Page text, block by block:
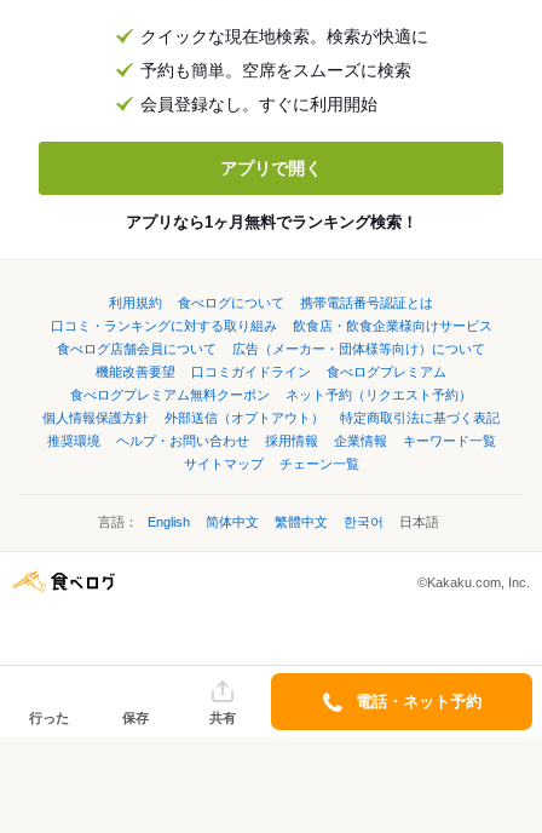
クイックな現在地検索。検索が快適に
予約も簡単。空席をスムーズに検索
会員登録なし。すぐに利用開始
アプリで開く
アプリなら1ヶ月無料でランキング検索！
利用規約 食べログについて
携帯電話番号認証とは
口コミ・ランキングに対する取り組み
飲食店・飲食企業様向けサービス
食べログ店舗会員について
広告（メーカー・団体様等向け）について
機能改善要望
口コミガイドライン
食べログプレミアム
食べログプレミアム無料クーポン
ネット予約（リクエスト予約）
個人情報保護方針
外部送信（オプトアウト）
特定商取引法に基づく表記
推奨環境
ヘルプ・お問い合わせ 採用情報 企業情報
キーワード一覧
サイトマップ
チェーン一覧
言語： English 简体中文 繁體中文 한국어 日本語
©Kakaku.com, Inc.
行った 保存 共有
電話・ネット予約